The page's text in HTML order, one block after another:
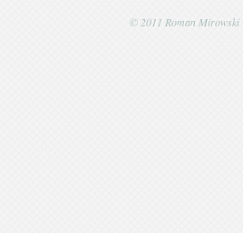
© 2011 Roman